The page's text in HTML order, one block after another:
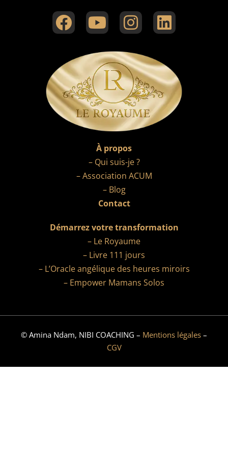
À propos
– Qui suis-je ?
– Association ACUM
– Blog
Contact
Démarrez votre transformation
– Le Royaume
– Livre 111 jours
– L’Oracle angélique des heures miroirs
– Empower Mamans Solos
© Amina Ndam, NIBI COACHING – Mentions légales –
CGV